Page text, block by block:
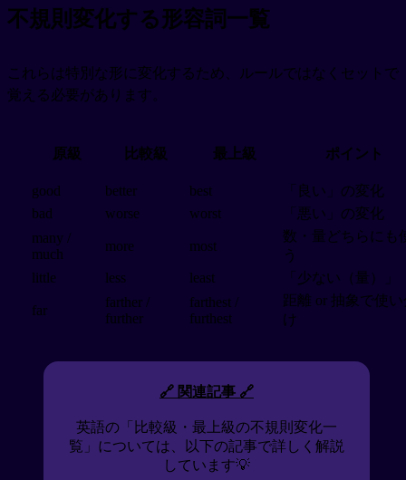
不規則変化する形容詞一覧
これらは特別な形に変化するため、ルールではなくセットで
覚える必要があります。
原級 比較級 最上級 ポイント
good better best
「良い」の変化
bad
worse worst
「悪い」の変化
many /
much
more most
数・量どちらにも
う
little
less least 「少ない（量）」
far
farther /
further
farthest /
furthest
距離 or 抽象で使
け
🔗 関連記事 🔗
英語の「比較級・最上級の不規則変化一
覧」については、以下の記事で詳しく解説
しています💡